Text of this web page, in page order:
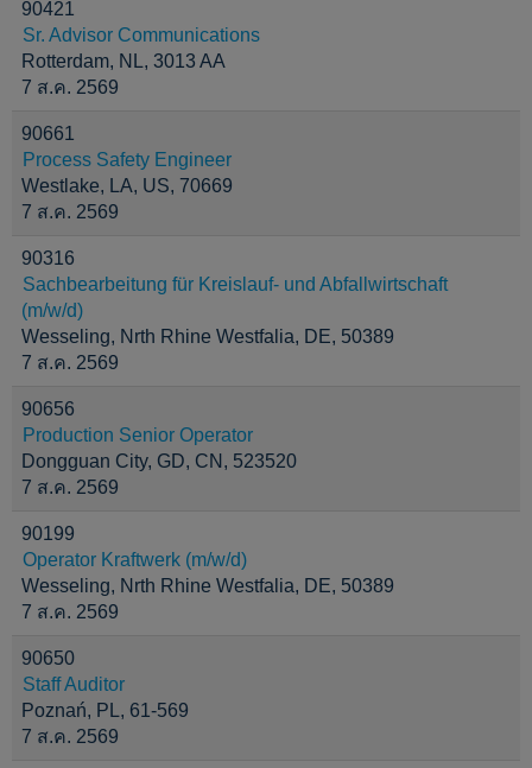
90421
Sr. Advisor Communications
Rotterdam, NL, 3013 AA
7 ส.ค. 2569
90661
Process Safety Engineer
Westlake, LA, US, 70669
7 ส.ค. 2569
90316
Sachbearbeitung für Kreislauf- und Abfallwirtschaft
(m/w/d)
Wesseling, Nrth Rhine Westfalia, DE, 50389
7 ส.ค. 2569
90656
Production Senior Operator
Dongguan City, GD, CN, 523520
7 ส.ค. 2569
90199
Operator Kraftwerk (m/w/d)
Wesseling, Nrth Rhine Westfalia, DE, 50389
7 ส.ค. 2569
90650
Staff Auditor
Poznań, PL, 61-569
7 ส.ค. 2569